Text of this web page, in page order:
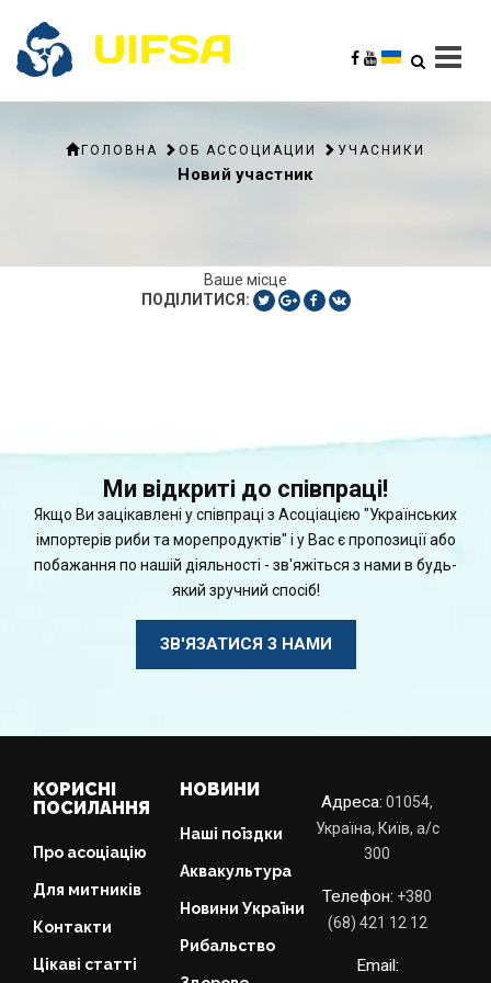
ГОЛОВНА ОБ АССОЦИАЦИИ УЧАСНИКИ
Новий участник
Ваше місце
ПОДІЛИТИСЯ:
Ми відкриті до співпраці!
Якщо Ви зацікавлені у співпраці з Асоціацією "Українських
імпортерів риби та морепродуктів" і у Вас є пропозиції або
побажання по нашій діяльності - зв'яжіться з нами в будь-
який зручний спосіб!
ЗВ'ЯЗАТИСЯ З НАМИ
КОРИСНІ
ПОСИЛАННЯ
Про асоціацію
Для митників
Контакти
Цікаві статті
НОВИНИ
Наші поїздки
Аквакультура
Новини України
Рибальство
Адреса: 01054,
Україна, Київ, а/с
300
Телефон: +380
(68) 421 12 12
Email: